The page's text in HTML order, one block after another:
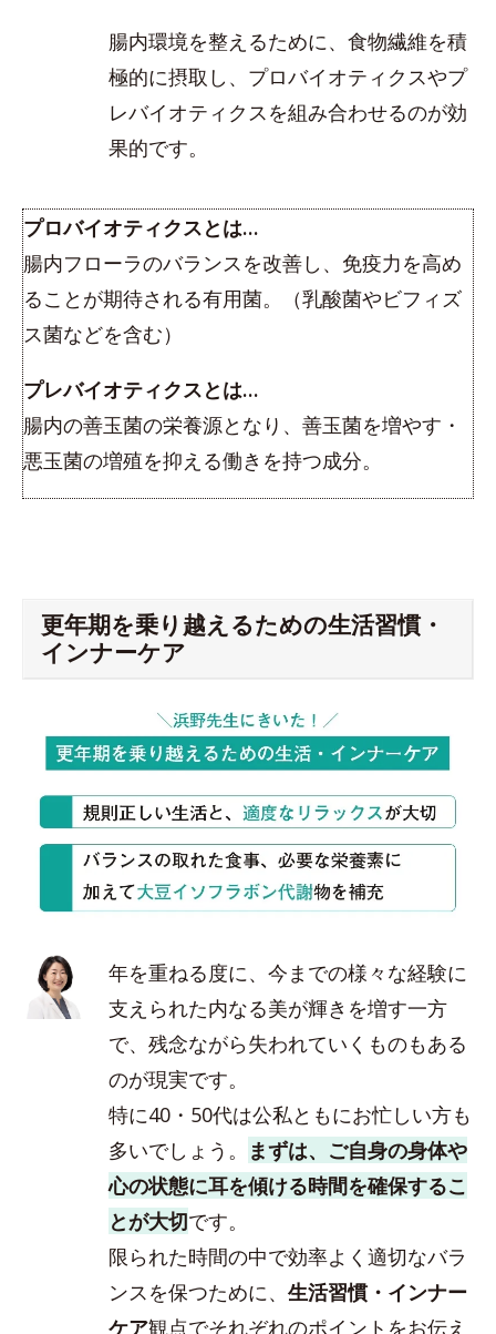
腸内環境を整えるために、食物繊維を積
極的に摂取し、プロバイオティクスやプ
レバイオティクスを組み合わせるのが効
果的です。
プロバイオティクスとは…
腸内フローラのバランスを改善し、免疫力を高め
ることが期待される有用菌。（乳酸菌やビフィズ
ス菌などを含む）
プレバイオティクスとは…
腸内の善玉菌の栄養源となり、善玉菌を増やす・
悪玉菌の増殖を抑える働きを持つ成分。
更年期を乗り越えるための生活習慣・
インナーケア
年を重ねる度に、今までの様々な経験に
支えられた内なる美が輝きを増す一方
で、残念ながら失われていくものもある
のが現実です。
特に40・50代は公私ともにお忙しい方も
多いでしょう。
まずは、ご自身の身体や
心の状態に耳を傾ける時間を確保するこ
とが大切です。
限られた時間の中で効率よく適切なバラ
ンスを保つために、生活習慣・インナー
ケア観点でそれぞれのポイントをお伝え